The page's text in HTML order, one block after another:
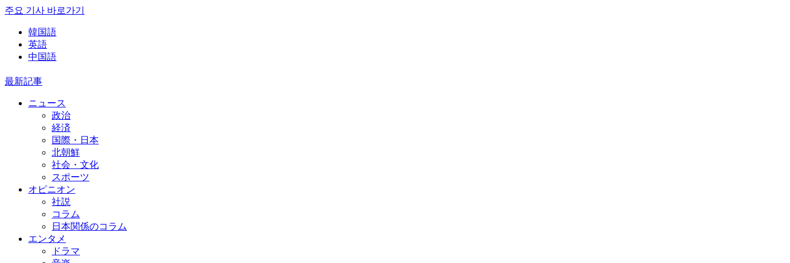
주요 기사 바로가기
韓国語
英語
中国語
最新記事
ニュース
政治
経済
国際・日本
北朝鮮
社会・文化
スポーツ
オピニオン
社説
コラム
日本関係のコラム
エンタメ
ドラマ